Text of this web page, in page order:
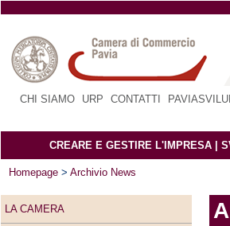
CHI SIAMO URP CONTATTI
CREARE E GESTIRE L'IMPRESA
Homepage > Archivio News
LA CAMERA